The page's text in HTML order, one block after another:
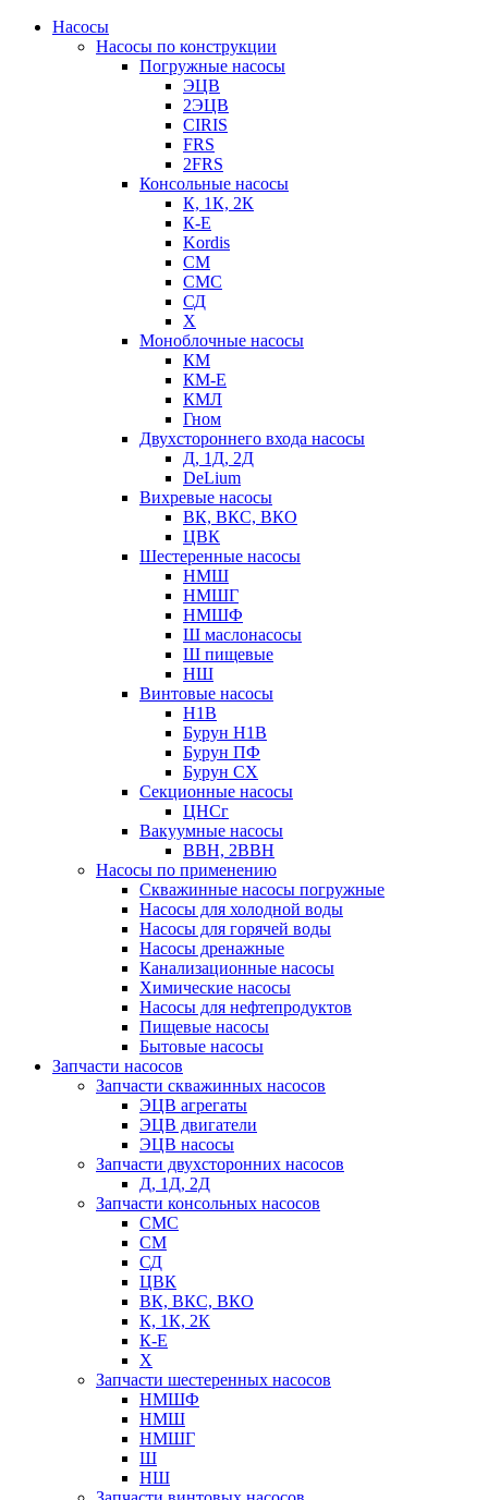
Насосы
Насосы по конструкции
Погружные насосы
ЭЦВ
2ЭЦВ
CIRIS
FRS
2FRS
Консольные насосы
К, 1К, 2К
К-Е
Kordis
СМ
СМС
СД
Х
Моноблочные насосы
КМ
КМ-Е
КМЛ
Гном
Двухстороннего входа насосы
Д, 1Д, 2Д
DeLium
Вихревые насосы
ВК, ВКС, ВКО
ЦВК
Шестеренные насосы
НМШ
НМШГ
НМШФ
Ш маслонасосы
Ш пищевые
НШ
Винтовые насосы
Н1В
Бурун Н1В
Бурун ПФ
Бурун СХ
Секционные насосы
ЦНСг
Вакуумные насосы
ВВН, 2ВВН
Насосы по применению
Скважинные насосы погружные
Насосы для холодной воды
Насосы для горячей воды
Насосы дренажные
Канализационные насосы
Химические насосы
Насосы для нефтепродуктов
Пищевые насосы
Бытовые насосы
Запчасти насосов
Запчасти скважинных насосов
ЭЦВ агрегаты
ЭЦВ двигатели
ЭЦВ насосы
Запчасти двухсторонних насосов
Д, 1Д, 2Д
Запчасти консольных насосов
СМС
СМ
СД
ЦВК
ВК, ВКС, ВКО
К, 1К, 2К
К-Е
Х
Запчасти шестеренных насосов
НМШФ
НМШ
НМШГ
Ш
НШ